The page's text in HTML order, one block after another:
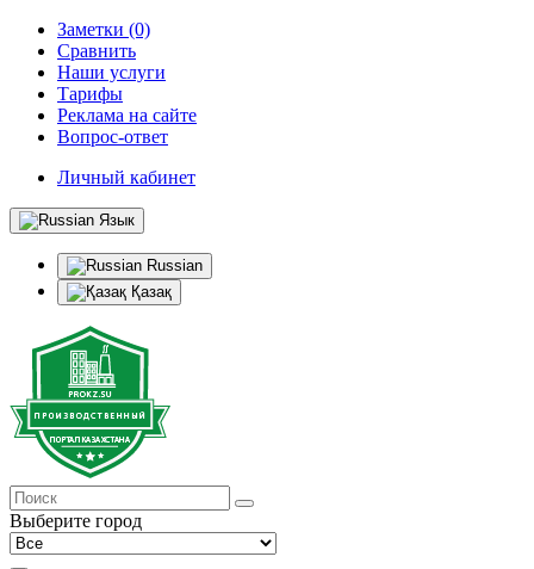
Заметки (0)
Сравнить
Наши услуги
Тарифы
Реклама на сайте
Вопрос-ответ
Личный кабинет
Язык
Russian
Қазақ
Выберите город